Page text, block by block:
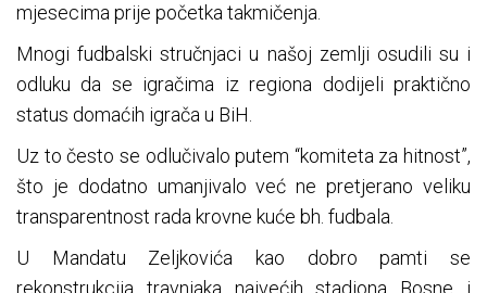
mjesecima prije početka takmičenja.
Mnogi fudbalski stručnjaci u našoj zemlji osudili su i
odluku da se igračima iz regiona dodijeli praktično
status domaćih igrača u BiH.
Uz to često se odlučivalo putem “komiteta za hitnost”,
što je dodatno umanjivalo već ne pretjerano veliku
transparentnost rada krovne kuće bh. fudbala.
U Mandatu Zeljkovića kao dobro pamti se
rekonstrukcija travnjaka najvećih stadiona Bosne i